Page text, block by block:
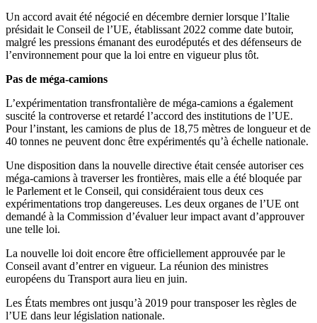
Un accord avait été négocié en décembre dernier lorsque l’Italie
présidait le Conseil de l’UE, établissant 2022 comme date butoir,
malgré les pressions émanant des eurodéputés et des défenseurs de
l’environnement pour que la loi entre en vigueur plus tôt.
Pas de méga-camions
L’expérimentation transfrontalière de méga-camions a également
suscité la controverse et retardé l’accord des institutions de l’UE.
Pour l’instant, les camions de plus de 18,75 mètres de longueur et de
40 tonnes ne peuvent donc être expérimentés qu’à échelle nationale.
Une disposition dans la nouvelle directive était censée autoriser ces
méga-camions à traverser les frontières, mais elle a été bloquée par
le Parlement et le Conseil, qui considéraient tous deux ces
expérimentations trop dangereuses. Les deux organes de l’UE ont
demandé à la Commission d’évaluer leur impact avant d’approuver
une telle loi.
La nouvelle loi doit encore être officiellement approuvée par le
Conseil avant d’entrer en vigueur. La réunion des ministres
européens du Transport aura lieu en juin.
Les États membres ont jusqu’à 2019 pour transposer les règles de
l’UE dans leur législation nationale.